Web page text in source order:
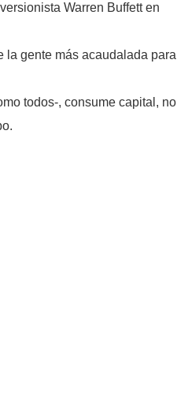
Warren Buffett en
la gente más acaudalada para
todos-, consume capital, no